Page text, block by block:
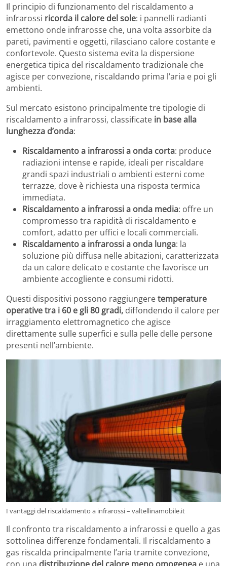
Il principio di funzionamento del riscaldamento a
infrarossi ricorda il calore del sole: i pannelli radianti
emettono onde infrarosse che, una volta assorbite da
pareti, pavimenti e oggetti, rilasciano calore costante e
confortevole. Questo sistema evita la dispersione
energetica tipica del riscaldamento tradizionale che
agisce per convezione, riscaldando prima l’aria e poi gli
ambienti.
Sul mercato esistono principalmente tre tipologie di
riscaldamento a infrarossi, classificate in base alla
lunghezza d’onda:
Riscaldamento a infrarossi a onda corta: produce
radiazioni intense e rapide, ideali per riscaldare
grandi spazi industriali o ambienti esterni come
terrazze, dove è richiesta una risposta termica
immediata.
Riscaldamento a infrarossi a onda media: offre un
compromesso tra rapidità di riscaldamento e
comfort, adatto per uffici e locali commerciali.
Riscaldamento a infrarossi a onda lunga: la
soluzione più diffusa nelle abitazioni, caratterizzata
da un calore delicato e costante che favorisce un
ambiente accogliente e consumi ridotti.
Questi dispositivi possono raggiungeretemperature
operative tra i 60 e gli 80 gradi, diffondendo il calore per
irraggiamento elettromagnetico che agisce
direttamente sulle superfici e sulla pelle delle persone
presenti nell’ambiente.
I vantaggi del riscaldamento a infrarossi – valtellinamobile.it
Il confronto tra riscaldamento a infrarossi e quello a gas
sottolinea differenze fondamentali. Il riscaldamento a
gas riscalda principalmente l’aria tramite convezione,